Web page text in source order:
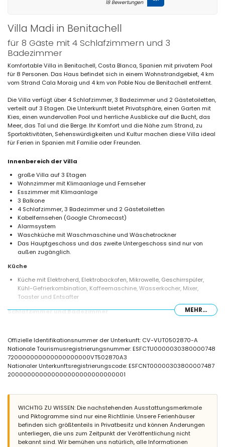
Villa Madi in Benitachell
für 8 Gäste mit 4 Schlafzimmern und 3
Badezimmer
Komfortable Villa in Benitachell, Costa Blanca, Spanien mit privatem Pool
für 8 Personen. Das Haus befindet sich in einem Wohnstrandgebiet, 4 km
vom Strand Cala Moraig und 4 km von Poble Nou de Benitachell entfernt.
Die Villa verfügt über 4 Schlafzimmer, 3 Badezimmer und 2 Gästetoiletten,
verteilt auf 3 Etagen. Die Unterkunft bietet Privatsphäre, einen Garten mit
Kies, einen wundervollen Pool und herrliche Ausblicke auf die Bucht, das
Meer, das Tal und die Berge. Ihr Komfort und die Nähe zum Strand, zu
Sportaktivitäten, Sehenswürdigkeiten und Kultur machen diese Villa ideal
für Ferien in Spanien mit Familie oder Freunden.
Innenbereich der Villa
große Villa auf 3 Etagen
Wohnzimmer mit Klimaanlage und Fernseher
Esszimmer mit Klimaanlage
3 Balkone
4 Schlafzimmer, 3 Badezimmer und 2 Gästetoiletten
Kabelfernsehen (Google Chromecast)
Alarmsystem
Waschküche mit Waschmaschine und Wäschetrockner
Das Hauptgeschoss und das zweite Untergeschoss sind nur von
außen zugänglich.
Küche
Küche mit Elektroherd, Elektrobackofen, Mikrowelle, Geschirrspüler,
Kühl-Gefrierkombination, Kaffeemaschine, Wasserkocher, Mixer,
Toaster und Entsafter
Schlafzimmer und Badezimmer
3 Schlafzimmer mit Klimaanlage, jedes mit Queensize-Bett (Maße
200 x 150 cm)
En-suite Badezimmer mit Doppelwaschbecken, Dusche und Toilette
2 Badezimmer mit jeweils Einzelwaschbecken, Dusche und Toilette
privater Pool mit den Maßen 10m x 4m und 2m tief
Garten mit Kies
2 Terrassen
Grill
Außendusche
private überdachte Parkplätze und privater Parkplatz
MEHR...
Offizielle Identifikationsnummer der Unterkunft: CV-VUT0502870-A
Nationale Tourismusregistrierungsnummer: ESFCTU0000030380000748
720000000000000000000VT502870A3
Nationaler Unterkunftsregistrierungscode: ESFCNT00000303800007487
200000000000000000000000000001
WICHTIG ZU WISSEN: Die nachstehenden Ausstattungsmerkmale
und Piktogramme sind nur eine Richtlinie. Unsere Ferienhäuser
befinden sich größtenteils in Privatbesitz und können Änderungen
unterliegen, die uns zum Zeitpunkt der Veröffentlichung nicht
bekannt sind. Wir bemühen uns natürlich, alle Informationen
18 Bewertungen